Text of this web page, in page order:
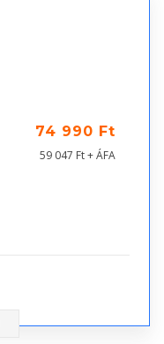
74 990 Ft
59 047 Ft + ÁFA